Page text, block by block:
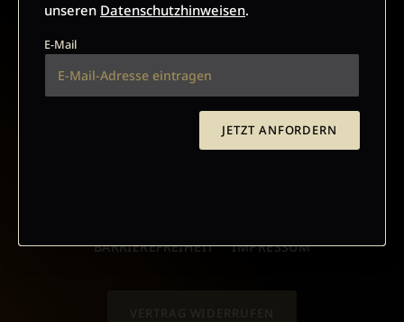
JETZT ANMELDEN
BARRIEREFREIHEIT IMPRESSUM
VERTRAG WIDERRUFEN
unseren Datenschutzhinweisen.
E-Mail
JETZT ANFORDERN